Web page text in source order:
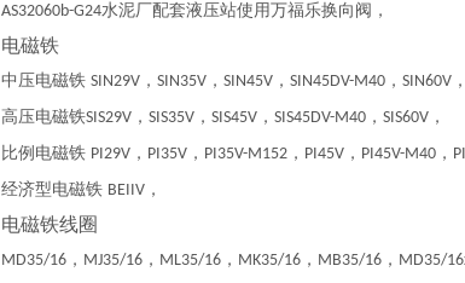
AS32060b-G24水泥厂配套液压站使用万福乐换向阀，
电磁铁
中压电磁铁 SIN29V ，SIN35V ，SIN45V ，SIN45DV-M40 ，SIN60V ，
高压电磁铁SIS29V ，SIS35V ，SIS45V ，SIS45DV-M40 ，SIS60V ，
比例电磁铁 PI29V ， PI35V ， PI35V-M152 ， PI45V ， PI45V-M40 ，
经济型电磁铁 BEIIV ，
电磁铁线圈
MD35/16 ， MJ35/16 ， ML35/16 ， MK35/16 ， MB35/16 ， MD35/